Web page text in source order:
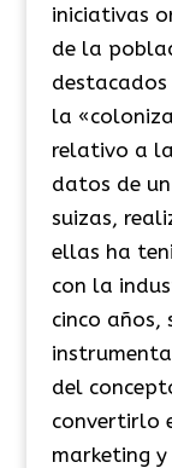
iniciativas
de la
la
relativo a
datos de
suizas,
ellas ha
con la
cinco años,
del
convertirlo
marketing